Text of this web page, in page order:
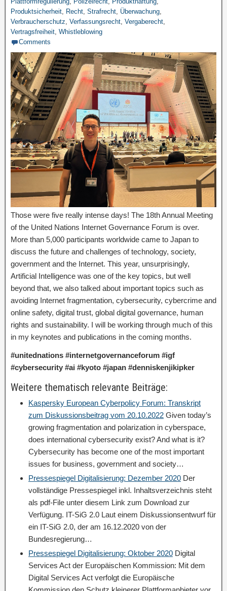
Produktsicherheit, Recht, Strafrecht, Überwachung,
Verbraucherschutz, Verfassungsrecht, Vergaberecht,
Vertragsfreiheit, Whistleblowing
Comments
Those were five really intense days! The 18th Annual Meeting
of the United Nations Internet Governance Forum is over.
More than 5,000 participants worldwide came to Japan to
discuss the future and challenges of technology, society,
government and the Internet. This year, unsurprisingly,
Artificial Intelligence was one of the key topics, but well
beyond that, we also talked about important topics such as
avoiding Internet fragmentation, cybersecurity, cybercrime and
online safety, digital trust, global digital governance, human
rights and sustainability. I will be working through much of this
in my keynotes and publications in the coming months.
#unitednations #internetgovernanceforum #igf
#cybersecurity #ai #kyoto #japan #denniskenjikipker
Weitere thematisch relevante Beiträge:
Kaspersky European Cyberpolicy Forum: Transkript
zum Diskussionsbeitrag vom 20.10.2022 Given today’s
growing fragmentation and polarization in cyberspace,
does international cybersecurity exist? And what is it?
Cybersecurity has become one of the most important
issues for business, government and society…
Pressespiegel Digitalisierung: Dezember 2020 Der
vollständige Pressespiegel inkl. Inhaltsverzeichnis steht
als pdf-File unter diesem Link zum Download zur
Verfügung. IT-SiG 2.0 Laut einem Diskussionsentwurf für
ein IT-SiG 2.0, der am 16.12.2020 von der
Bundesregierung…
Pressespiegel Digitalisierung: Oktober 2020 Digital
Services Act der Europäischen Kommission: Mit dem
Digital Services Act verfolgt die Europäische